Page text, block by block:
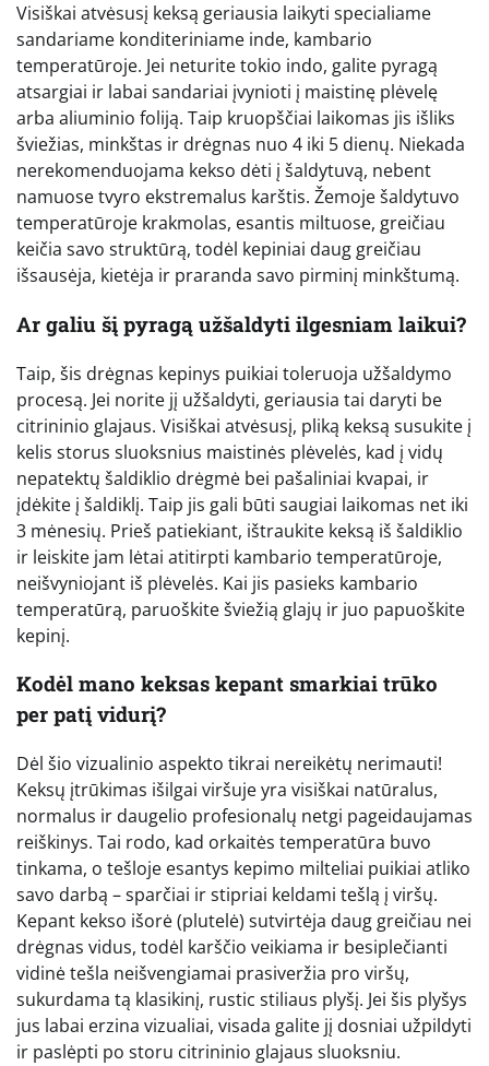
Visiškai atvėsusį keksą geriausia laikyti specialiame
sandariame konditeriniame inde, kambario
temperatūroje. Jei neturite tokio indo, galite pyragą
atsargiai ir labai sandariai įvynioti į maistinę plėvelę
arba aliuminio foliją. Taip kruopščiai laikomas jis išliks
šviežias, minkštas ir drėgnas nuo 4 iki 5 dienų. Niekada
nerekomenduojama kekso dėti į šaldytuvą, nebent
namuose tvyro ekstremalus karštis. Žemoje šaldytuvo
temperatūroje krakmolas, esantis miltuose, greičiau
keičia savo struktūrą, todėl kepiniai daug greičiau
išsausėja, kietėja ir praranda savo pirminį minkštumą.
Ar galiu šį pyragą užšaldyti ilgesniam laikui?
Taip, šis drėgnas kepinys puikiai toleruoja užšaldymo
procesą. Jei norite jį užšaldyti, geriausia tai daryti be
citrininio glajaus. Visiškai atvėsusį, pliką keksą susukite į
kelis storus sluoksnius maistinės plėvelės, kad į vidų
nepatektų šaldiklio drėgmė bei pašaliniai kvapai, ir
įdėkite į šaldiklį. Taip jis gali būti saugiai laikomas net iki
3 mėnesių. Prieš patiekiant, ištraukite keksą iš šaldiklio
ir leiskite jam lėtai atitirpti kambario temperatūroje,
neišvyniojant iš plėvelės. Kai jis pasieks kambario
temperatūrą, paruoškite šviežią glajų ir juo papuoškite
kepinį.
Kodėl mano keksas kepant smarkiai trūko
per patį vidurį?
Dėl šio vizualinio aspekto tikrai nereikėtų nerimauti!
Keksų įtrūkimas išilgai viršuje yra visiškai natūralus,
normalus ir daugelio profesionalų netgi pageidaujamas
reiškinys. Tai rodo, kad orkaitės temperatūra buvo
tinkama, o tešloje esantys kepimo milteliai puikiai atliko
savo darbą – sparčiai ir stipriai keldami tešlą į viršų.
Kepant kekso išorė (plutelė) sutvirtėja daug greičiau nei
drėgnas vidus, todėl karščio veikiama ir besiplečianti
vidinė tešla neišvengiamai prasiveržia pro viršų,
sukurdama tą klasikinį, rustic stiliaus plyšį. Jei šis plyšys
jus labai erzina vizualiai, visada galite jį dosniai užpildyti
ir paslėpti po storu citrininio glajaus sluoksniu.